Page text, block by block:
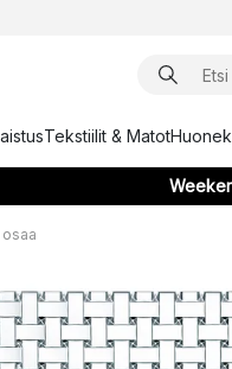
Tekstiilit & Matot